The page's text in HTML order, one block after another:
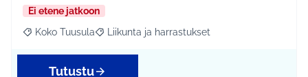
Ei etene jatkoon
Rajaa tulokset aihepiirin mukaan: Koko Tuusula
Koko Tuusula Rajaa tulokset teeman mukaan: Liikunta ja
Liikunta ja harrastukset
Tutustu